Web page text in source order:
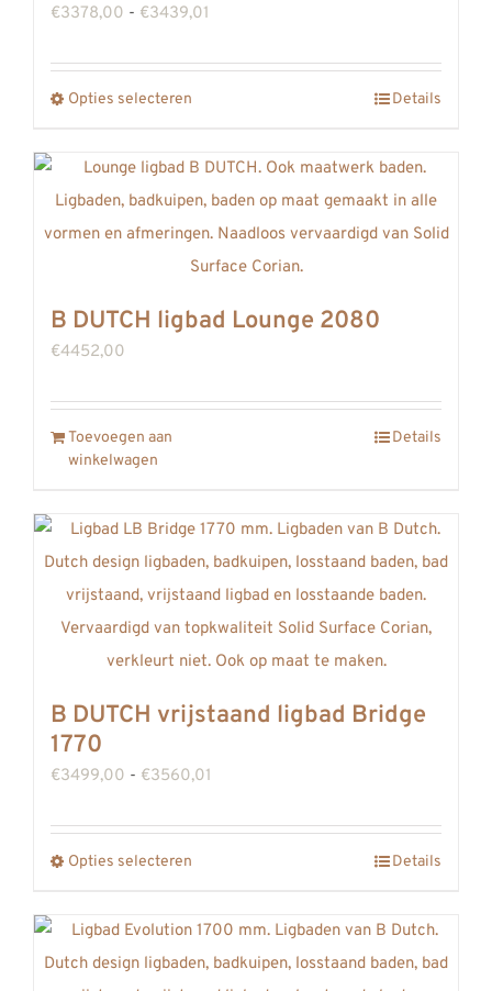
€3378,00 - €3439,01
tot
Opties selecteren
heeft
meerdere
variaties.
Deze
kan
worden
Details
B DUTCH ligbad Lounge 2080
€4452,00
Toevoegen aan
winkelwagen
Details
B DUTCH vrijstaand ligbad Bridge
1770
€3499,00 - €3560,01
tot
Opties selecteren
heeft
meerdere
Details